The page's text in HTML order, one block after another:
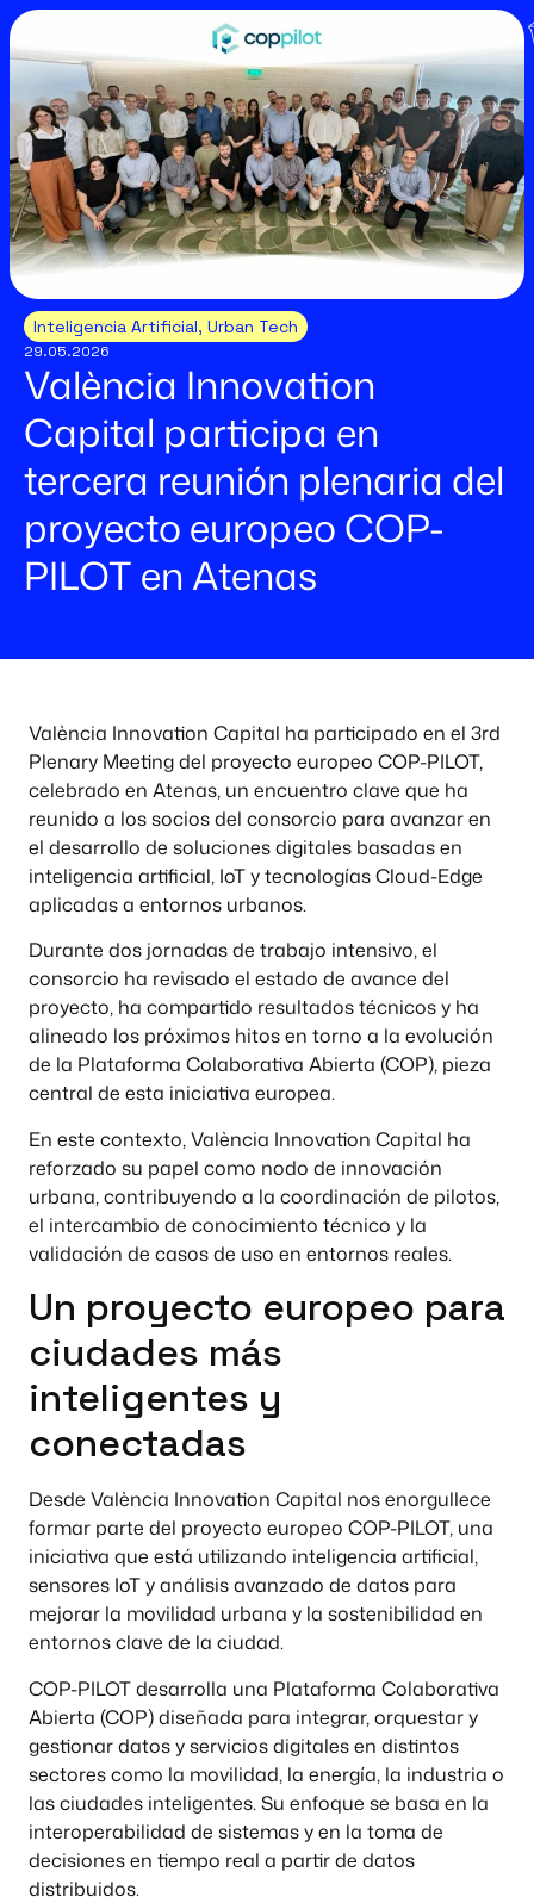
Inteligencia Artificial, Urban Tech
29.05.2026
València Innovation
Capital participa en
tercera reunión plenaria del
proyecto europeo COP-
PILOT en Atenas
València Innovation Capital ha participado en el 3rd
Plenary Meeting del proyecto europeo COP-PILOT,
celebrado en Atenas, un encuentro clave que ha
reunido a los socios del consorcio para avanzar en
el desarrollo de soluciones digitales basadas en
inteligencia artificial, IoT y tecnologías Cloud-Edge
aplicadas a entornos urbanos.
Durante dos jornadas de trabajo intensivo, el
consorcio ha revisado el estado de avance del
proyecto, ha compartido resultados técnicos y ha
alineado los próximos hitos en torno a la evolución
de la Plataforma Colaborativa Abierta (COP), pieza
central de esta iniciativa europea.
En este contexto, València Innovation Capital ha
reforzado su papel como nodo de innovación
urbana, contribuyendo a la coordinación de pilotos,
el intercambio de conocimiento técnico y la
validación de casos de uso en entornos reales.
Un proyecto europeo para
ciudades más
inteligentes y
conectadas
Desde València Innovation Capital nos enorgullece
formar parte del proyecto europeo COP-PILOT, una
iniciativa que está utilizando inteligencia artificial,
sensores IoT y análisis avanzado de datos para
mejorar la movilidad urbana y la sostenibilidad en
entornos clave de la ciudad.
COP-PILOT desarrolla una Plataforma Colaborativa
Abierta (COP) diseñada para integrar, orquestar y
gestionar datos y servicios digitales en distintos
sectores como la movilidad, la energía, la industria o
las ciudades inteligentes. Su enfoque se basa en la
interoperabilidad de sistemas y en la toma de
decisiones en tiempo real a partir de datos
distribuidos.